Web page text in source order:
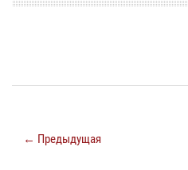
← Предыдущая